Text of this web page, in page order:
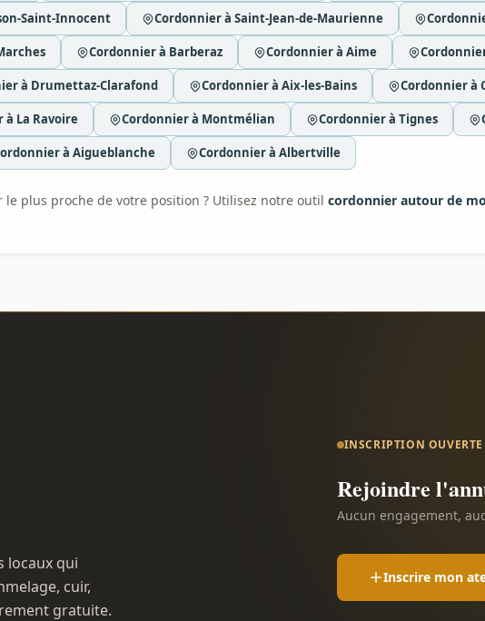
Saint-Innocent Cordonnier à Saint-Jean-de-Maurienne
Cordonnier à Barberaz Cordonnier à Aime
à Drumettaz-Clarafond Cordonnier à Aix-les-Bains Cordonnier à
La Ravoire Cordonnier à Montmélian Cordonnier à Tignes
à Aigueblanche Cordonnier à Albertville
plus proche de votre position ? Utilisez notre outil cordonnier autour de
locaux qui
cuir,
gratuite.
INSCRIPTION OUVERTE
Rejoindre
Aucun engagement,
Inscrire mon